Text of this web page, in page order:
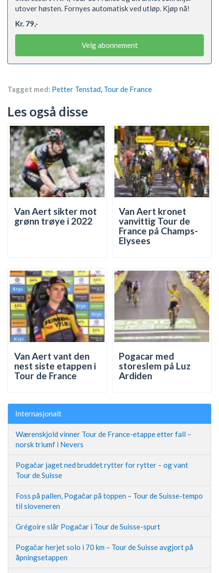
utover høsten. Fornyes automatisk ved utløp. Kjøp nå!
Kr. 79,-
Velg abonnement
Tagget med: Petter Tenstad, Tour de France
Les også disse
Van Aert sikter mot
grønn trøye i 2022
Van Aert kronet
vanvittig Tour de
France på Champs-
Elysees
Van Aert vant den
nest siste etappen i
Tour de France
Pogacar med
storeslem på Luz
Ardiden
Internasjonalt
Wærenskjold vinner Tour de France-etappe etter fall –
norsk triumf i Nevers
Pogačar jaget ned bruddet rytter for rytter – og vant
Tour de Suisse
Foss på pallen, Pogačar på toppen – Tour de Suisse-tempo
til sloveneren
Grégoire slår Pogačar i Tour de Suisse-spurt
Pogačar herjet solo i 70 km – Tour de Suisse avgjort på
åpningsetappen